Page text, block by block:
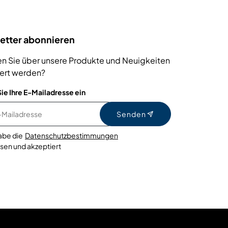
abonnieren
Sie über unsere Produkte und Neuigkeiten
werden?
Ihre E-Mailadresse ein
Senden
die Datenschutzbestimmungen
und akzeptiert